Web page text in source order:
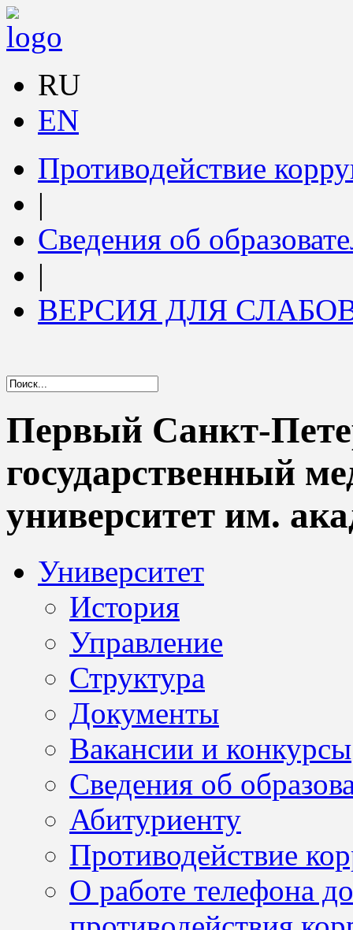
RU
EN
Противодействие
|
Сведения об
|
ВЕРСИЯ ДЛЯ
Первый Санкт-
государственный
университет им.
Университет
История
Управление
Структура
Документы
Вакансии и конкурсы
Сведения об
Абитуриенту
Противодействие
О работе телефона